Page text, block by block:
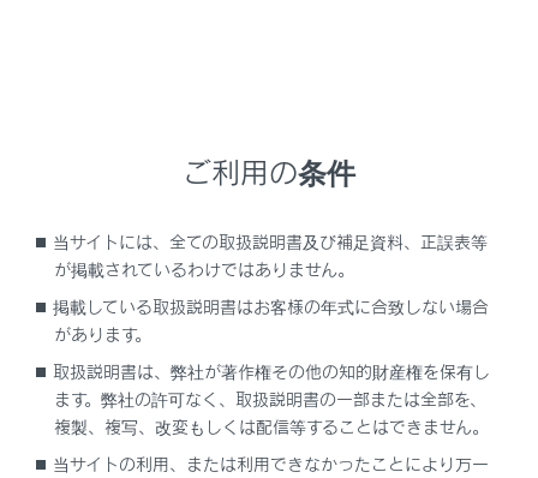
連絡先から電話をかける
キーパッドから電話をかける
交通情報から電話をかける
110番／119番にかける
ウェイト／ポーズ信号を使って電話をかける
ご利用の条件
当サイトには、全ての取扱説明書及び補足資料、正誤表等
が掲載されているわけではありません。
掲載している取扱説明書はお客様の年式に合致しない場合
があります。
取扱説明書は、弊社が著作権その他の知的財産権を保有し
ます。弊社の許可なく、取扱説明書の一部または全部を、
複製、複写、改変もしくは配信等することはできません。
当サイトの利用、または利用できなかったことにより万一